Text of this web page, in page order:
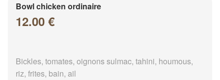
Bowl chicken ordinaire
12.00 €
Bickles, tomates, oignons sulmac, tahini, houmous,
riz, frites, bain, ail